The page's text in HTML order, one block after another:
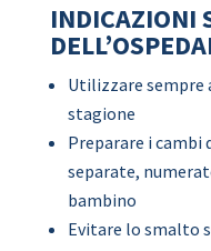
INDICAZIONI
Utilizzare
stagione
Preparare i cambi
separate,
bambino
Evitare lo smalto